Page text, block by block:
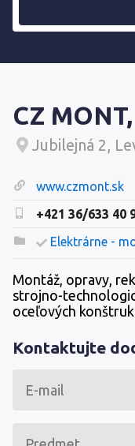
CZ
Jubilejná 2,
www.czmont.sk
+421 36/633 40
Elektrárne -
Montáž, opravy,
strojno-
oceľových
Kontaktujte